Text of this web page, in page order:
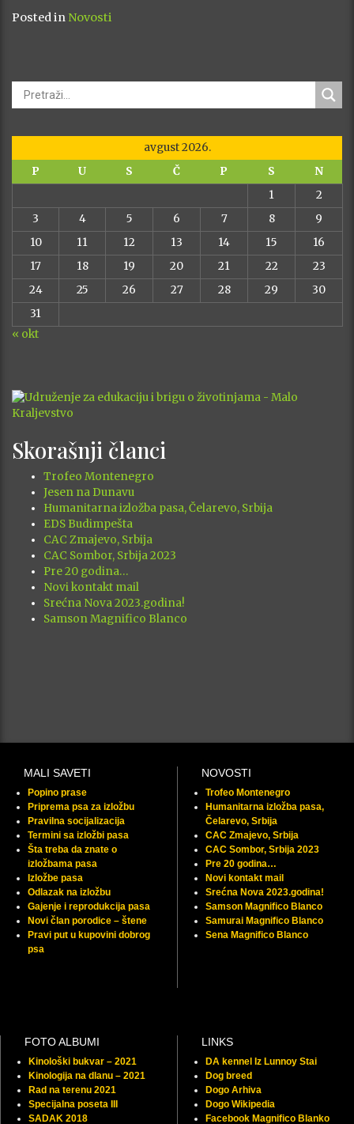
Posted in Novosti
avgust 2026.
P
U S Č P S
N
1
2
3
4 5 6 7 8
9
10
11 12 13 14 15
16
17
18 19 20 21 22
23
24
25 26 27 28 29
30
31
« okt
Skorašnji članci
Trofeo Montenegro
Jesen na Dunavu
Humanitarna izložba pasa, Čelarevo, Srbija
EDS Budimpešta
CAC Zmajevo, Srbija
CAC Sombor, Srbija 2023
Pre 20 godina…
Novi kontakt mail
Srećna Nova 2023.godina!
Samson Magnifico Blanco
MALI SAVETI
Popino prase
Priprema psa za izložbu
Pravilna socijalizacija
Termini sa izložbi pasa
Šta treba da znate o
izložbama pasa
Izložbe pasa
Odlazak na izložbu
Gajenje i reprodukcija pasa
Novi član porodice – štene
Pravi put u kupovini dobrog
psa
NOVOSTI
Trofeo Montenegro
Humanitarna izložba pasa,
Čelarevo, Srbija
CAC Zmajevo, Srbija
CAC Sombor, Srbija 2023
Pre 20 godina…
Novi kontakt mail
Srećna Nova 2023.godina!
Samson Magnifico Blanco
Samurai Magnifico Blanco
Sena Magnifico Blanco
FOTO ALBUMI
Kinološki bukvar – 2021
Kinologija na dlanu – 2021
Rad na terenu 2021
Specijalna poseta III
SADAK 2018
LINKS
DA kennel Iz Lunnoy Stai
Dog breed
Dogo Arhiva
Dogo Wikipedia
Facebook Magnifico Blanko